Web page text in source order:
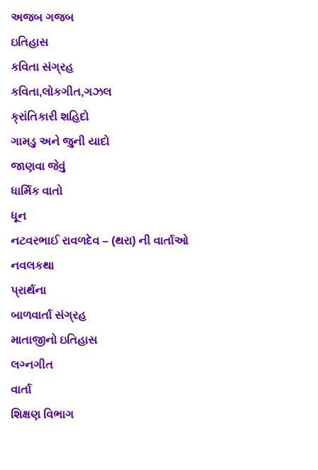
અજબ ગજબ
ઇતિહાસ
કવિતા સંગ્રહ
કવિતા,લોકગીત,ગઝલ
ક્રાંતિકારી શહિદો
ગામડુ અને જુની યાદો
જાણવા જેવું
ધાર્મિક વાતો
ધૂન
નટવરભાઈ રાવળદેવ – (થરા) ની વાર્તાઓ
નવલકથા
પ્રાર્થના
બાળવાર્તા સંગ્રહ
માતાજીનો ઇતિહાસ
લગ્નગીત
વાર્તા
શિક્ષણ વિભાગ